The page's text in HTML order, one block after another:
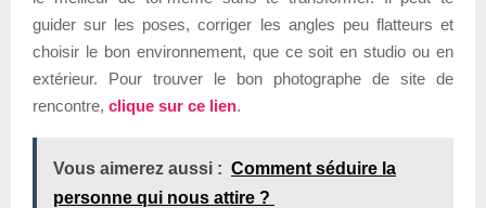
guider sur les poses, corriger les angles peu flatteurs et
choisir le bon environnement, que ce soit en studio ou en
extérieur. Pour trouver le bon photographe de site de
rencontre, clique sur ce lien.
Vous aimerez aussi : Comment séduire la
personne qui nous attire ?